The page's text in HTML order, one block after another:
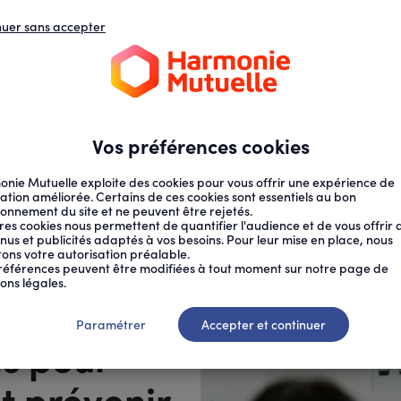
5 CONSE...
pour
Vos préférences cookies
Mutuelle exploite des cookies pour vous offrir une expérience de
améliorée. Certains de ces cookies sont essentiels au bon
du site et ne peuvent être rejetés.
cookies nous permettent de quantifier l'audience et de vous offrir
et publicités adaptés à vos besoins. Pour leur mise en place, nous
votre autorisation préalable.
peuvent être modifiées à tout moment sur notre page de
légales.
sans accepter
Paramétrer Accepter et continuer